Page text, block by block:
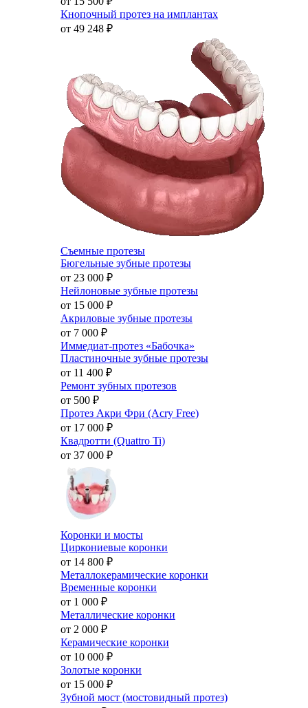
Кнопочный протез на имплантах
от 49 248 ₽
Съемные протезы
Бюгельные зубные протезы
от 23 000 ₽
Нейлоновые зубные протезы
от 15 000 ₽
Акриловые зубные протезы
от 7 000 ₽
Иммедиат-протез «Бабочка»
Пластиночные зубные протезы
от 11 400 ₽
Ремонт зубных протезов
от 500 ₽
Протез Акри Фри (Acry Free)
от 17 000 ₽
Квадротти (Quattro Ti)
от 37 000 ₽
Коронки и мосты
Циркониевые коронки
от 14 800 ₽
Металлокерамические коронки
Временные коронки
от 1 000 ₽
Металлические коронки
от 2 000 ₽
Керамические коронки
от 10 000 ₽
Золотые коронки
от 15 000 ₽
Зубной мост (мостовидный протез)